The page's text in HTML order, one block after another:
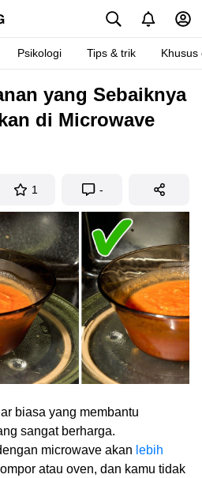
Psikologi Tips & trik Khusus
yang Sebaiknya
di Microwave
1 -
biasa yang membantu
sangat berharga.
microwave akan lebih
atau oven, dan kamu tidak